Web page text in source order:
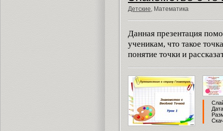
Детские, Математика
Данная презентация
ученикам, что такое
понятие точки и